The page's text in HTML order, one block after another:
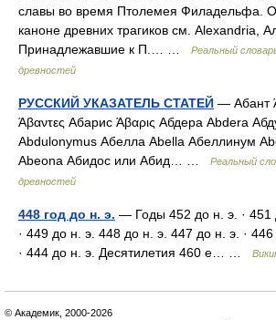
славы во время Птолемея Филадельфа.
каноне древних трагиков см. Alexandria,
Принадлежавшие к П.… …
Реальный
древностей
РУССКИЙ УКАЗАТЕЛЬ СТАТЕЙ — Абант
Άβαντες Абарис Άβαρις Абдера Abdera
Abdulonymus Абелла Abella Абеллинум
Abeona Абидос или Абид… …
Реальный
древностей
448 год до н. э. — Годы 452 до н. э. · 451
· 449 до н. э. 448 до н. э. 447 до н. э. · 446
· 444 до н. э. Десятилетия 460 е… …
© Академик, 2000-2026